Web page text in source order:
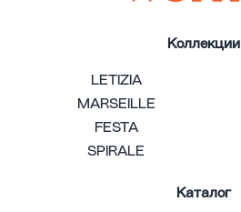
Коллекции
LETIZIA
MARSEILLE
FESTA
SPIRALE
Каталог